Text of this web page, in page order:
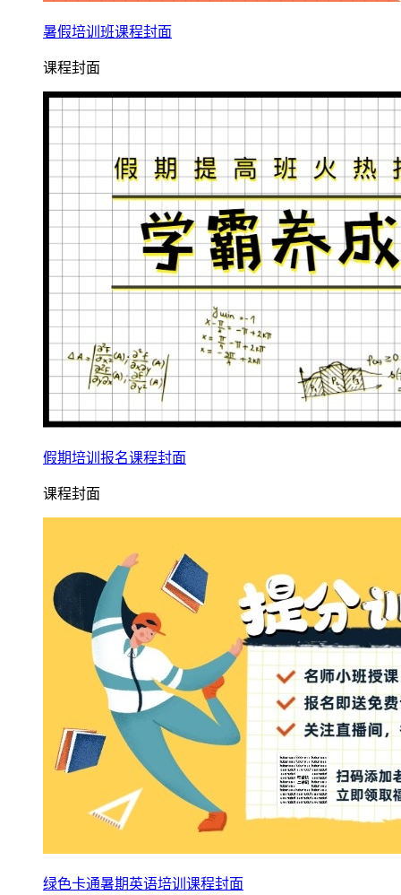
暑假培训班课程封面
课程封面
假期培训报名课程封面
课程封面
绿色卡通暑期英语培训课程封面